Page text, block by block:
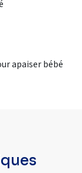
apaiser bébé